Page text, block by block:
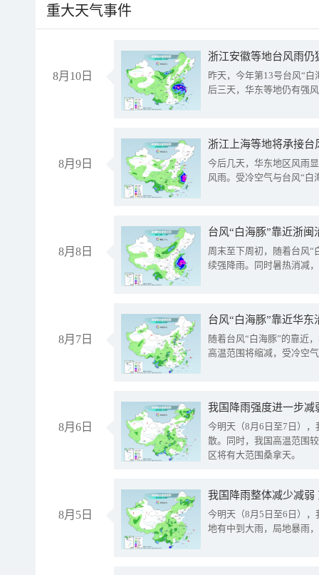
重大天气事件
8月10日
浙江安徽等地台风雨
昨天，今年第13号台风“
后三天，华东等地仍有强
8月9日
浙江上海等地将承接台
今后几天，华东地区风雨
风雨。受冷空气与台风“白
8月8日
台风“白海豚”靠近浙
周末至下周初，随着台风“
续强降雨。同时暑热消减
8月7日
台风“白海豚”靠近华
随着台风“白海豚”的靠近
高温范围将缩减，受冷空
8月6日
今明天（8月6日至7日）
散。同时，我国高温范围
区将有大范围桑拿天。
8月5日
我国降雨整体减少减弱
今明天（8月5日至6日）
地有中到大雨，局地暴雨